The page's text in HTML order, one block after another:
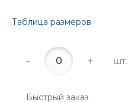
Таблица размеров
- + шт.
Быстрый заказ